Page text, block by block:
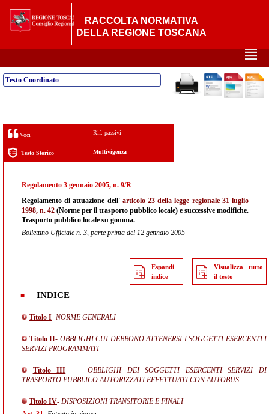
RACCOLTA NORMATIVA
DELLA REGIONE TOSCANA
²
Testo Coordinato
Voci Rif. passivi
Testo Storico Multivigenza
Regolamento 3 gennaio 2005, n. 9/R
Regolamento di attuazione dell' articolo 23 della legge regionale 31 luglio
1998, n. 42 (Norme per il trasporto pubblico locale) e successive modifiche.
Trasporto pubblico locale su gomma.
Bollettino Ufficiale n. 3, parte prima del 12 gennaio 2005
Espandi
indice
Visualizza tutto
il testo
INDICE
Titolo I- NORME GENERALI
Titolo II- OBBLIGHI CUI DEBBONO ATTENERSI I SOGGETTI ESERCENTI I
SERVIZI PROGRAMMATI
Titolo III - - OBBLIGHI DEI SOGGETTI ESERCENTI SERVIZI DI
TRASPORTO PUBBLICO AUTORIZZATI EFFETTUATI CON AUTOBUS
Titolo IV- DISPOSIZIONI TRANSITORIE E FINALI